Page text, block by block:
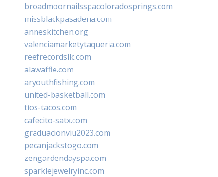
broadmoornailsspacoloradosprings.com
missblackpasadena.com
anneskitchen.org
valenciamarketytaqueria.com
reefrecordsllc.com
alawaffle.com
aryouthfishing.com
united-basketball.com
tios-tacos.com
cafecito-satx.com
graduacionviu2023.com
pecanjackstogo.com
zengardendayspa.com
sparklejewelryinc.com